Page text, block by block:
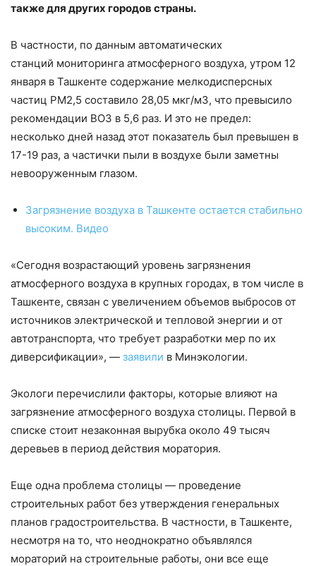
также для других городов страны.
В частности, по данным автоматических
станций мониторинга атмосферного воздуха, утром 12
января в Ташкенте содержание мелкодисперсных
частиц РМ2,5 составило 28,05 мкг/м3, что превысило
рекомендации ВОЗ в 5,6 раз. И это не предел:
несколько дней назад этот показатель был превышен в
17-19 раз, а частички пыли в воздухе были заметны
невооруженным глазом.
Загрязнение воздуха в Ташкенте остается стабильно
высоким. Видео
«Сегодня возрастающий уровень загрязнения
атмосферного воздуха в крупных городах, в том числе в
Ташкенте, связан с увеличением объемов выбросов от
источников электрической и тепловой энергии и от
автотранспорта, что требует разработки мер по их
диверсификации», — заявили в Минэкологии.
Экологи перечислили факторы, которые влияют на
загрязнение атмосферного воздуха столицы. Первой в
списке стоит незаконная вырубка около 49 тысяч
деревьев в период действия моратория.
Еще одна проблема столицы — проведение
строительных работ без утверждения генеральных
планов градостроительства. В частности, в Ташкенте,
несмотря на то, что неоднократно объявлялся
мораторий на строительные работы, они все еще